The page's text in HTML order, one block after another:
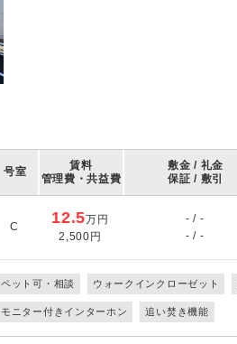
号室
賃料
管理費・共益費
敷金 / 礼金
保証 / 敷引
C 12.5万円
2,500円
- / -
- / -
ペット可・相談 ウォークインクローゼット
モニター付きインターホン 追い焚き機能